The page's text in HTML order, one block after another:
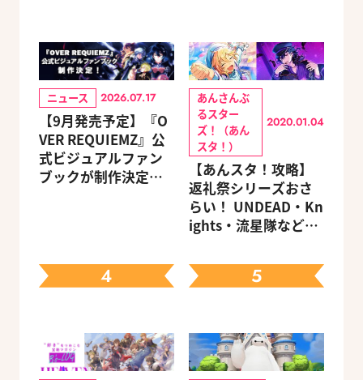
ニュース 2026.07.17
【9月発売予定】『O
VER REQUIEMZ』公
式ビジュアルファン
ブックが制作決定！
あんさんぶ
るスター
ズ！（あん
スタ！）
2020.01.04
【あんスタ！攻略】
返礼祭シリーズおさ
らい！ UNDEAD・Kn
ights・流星隊など、
ェック
4 5